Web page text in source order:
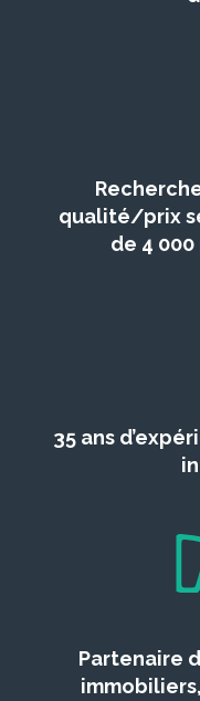
qualité/prix
de 4
35 ans
Partenaire